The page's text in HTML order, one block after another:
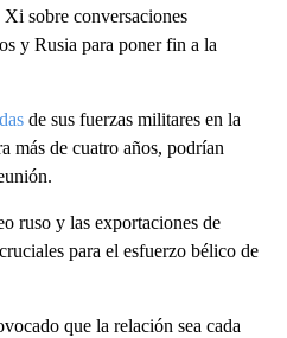
sobre conversaciones
y Rusia para poner fin a la
de sus fuerzas militares en la
más de cuatro años, podrían
ruso y las exportaciones de
para el esfuerzo bélico de
que la relación sea cada